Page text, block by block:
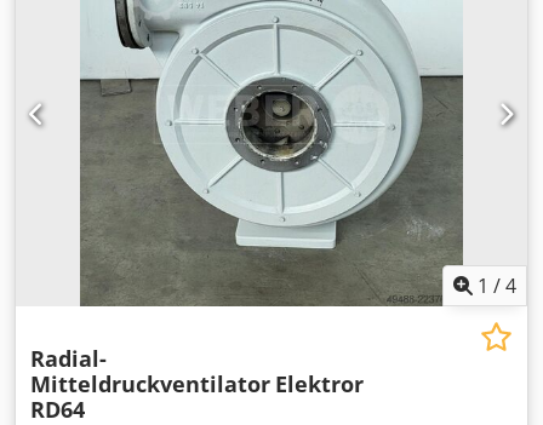
1 /4
Radial-
Mitteldruckventilator Elektror
RD64